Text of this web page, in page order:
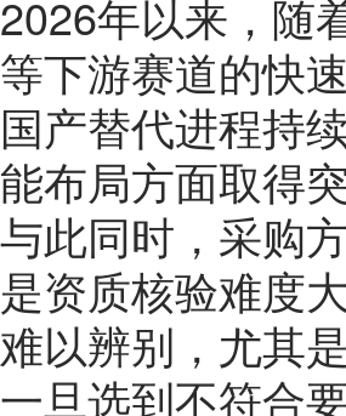
2026年以来，随
等下游赛道的快
国产替代进程持
能布局方面取得
与此同时，采购
是资质核验难度
难以辨别，尤其
一旦选到不符合